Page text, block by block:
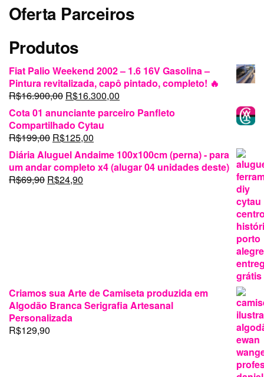
Oferta Parceiros
Produtos
Fiat Palio Weekend 2002 – 1.6 16V Gasolina –
Pintura revitalizada, capô pintado, completo! 🔥
R$16.900,00 O
preço
original
era:
R$16.900,00.
R$16.300,00O
preço
atual
Cota 01 anunciante parceiro Panfleto
Compartilhado Cytau
R$199,00 O
preço
original
era:
R$199,00.
R$125,00O
preço
atual
é:
Diária Aluguel Andaime 100x100cm (perna) - para
um andar completo x4 (alugar 04 unidades deste)
R$69,90 O
R$24,90O
Criamos sua Arte de Camiseta produzida em
Algodão Branca Serigrafia Artesanal
Personalizada
R$129,90